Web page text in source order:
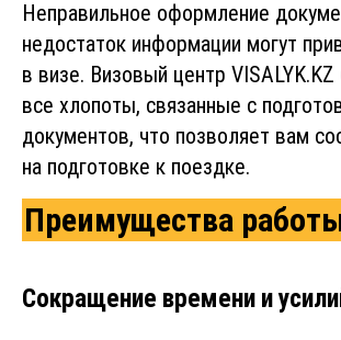
Неправильное оформление
недостаток информации могут
в визе. Визовый центр
все хлопоты, связанные с
документов, что позволяет вам
на подготовке к поездке.
Преимущества
Сокращение времени и